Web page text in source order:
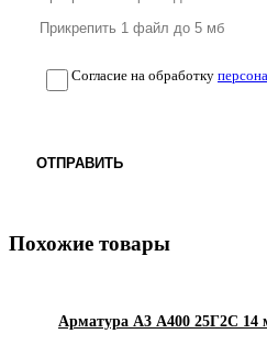
Согласие на обработку
ОТПРАВИТЬ
Похожие товары
Арматура А3 А400 25Г2С 14